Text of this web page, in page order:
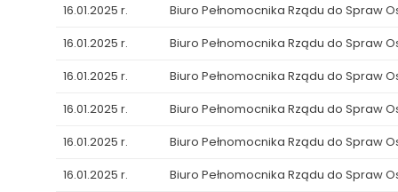
16.01.2025 r.
Biuro Pełnomocnika Rządu do Spraw
16.01.2025 r.
Biuro Pełnomocnika Rządu do Spraw
16.01.2025 r.
Biuro Pełnomocnika Rządu do Spraw
16.01.2025 r.
Biuro Pełnomocnika Rządu do Spraw
16.01.2025 r.
Biuro Pełnomocnika Rządu do Spraw
16.01.2025 r.
Biuro Pełnomocnika Rządu do Spraw